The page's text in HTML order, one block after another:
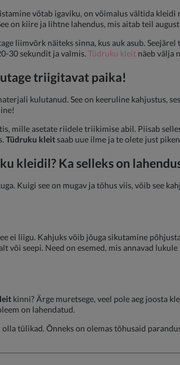
võtab igaviku, on võimalus vältida
on kiire ja lihtne lahendus, mis aitab teil
liimvõrk näiteks sinna, kus auk asub.
30 sekundit ja valmis. Tüdruku kleit näeb välja
triigitavat paika!
kulutanud. See on keeruline kahjustus,
mille asetate riidele triikimise abil. Piisab
Tüdruku kleitsaab uue ilme ja te olete just
kleidil? Ka selleks on
Kuigi see on mugav ja tõhus viis, võib see
ei liigu. Kahjuks võib jõuga sikutamine
või seepi. Need on esemed, mis annavad
kinni? Ärge muretsege, veel pole aeg joosta
on lahendatud.
tülikad. Õnneks on olemas tõhusaid